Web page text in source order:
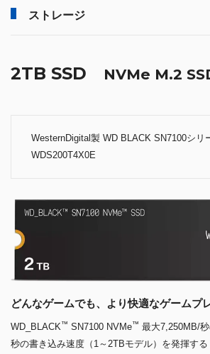
ストレージ
2TB SSD NVMe M.2
WesternDigital製 WD BLACK SN7100シ
WDS200T4X0E
どんなゲームでも、より快適なゲームプ
WD_BLACK™ SN7100 NVMe™ 最大7,250MB/
秒の書き込み速度（1～2TBモデル）を発揮する